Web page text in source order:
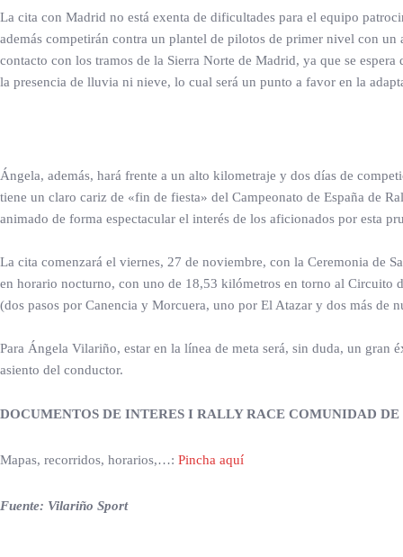
La cita con Madrid no está exenta de dificultades para el equipo
además competirán contra un plantel de pilotos de primer nivel con
contacto con los tramos de la Sierra Norte de Madrid, ya que se
la presencia de lluvia ni nieve, lo cual será un punto a favor en la
Ángela, además, hará frente a un alto kilometraje y dos días de
tiene un claro cariz de «fin de fiesta» del Campeonato de España de
animado de forma espectacular el interés de los aficionados por esta
La cita comenzará el viernes, 27 de noviembre, con la Ceremonia de
en horario nocturno, con uno de 18,53 kilómetros en torno al Circuito
(dos pasos por Canencia y Morcuera, uno por El Atazar y dos más
Para Ángela Vilariño, estar en la línea de meta será, sin duda, un
asiento del conductor.
DOCUMENTOS DE INTERES I RALLY RACE COMUNIDAD
Mapas, recorridos, horarios,…: Pincha aquí
Fuente: Vilariño Sport